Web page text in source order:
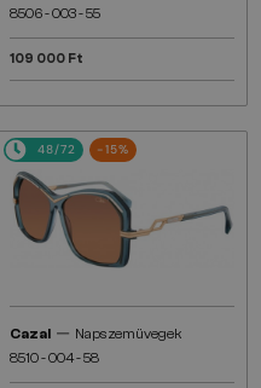
8506 - 003 - 55
109 000 Ft
48/72 -15%
Cazal — Napszemüvegek
8510 - 004 - 58